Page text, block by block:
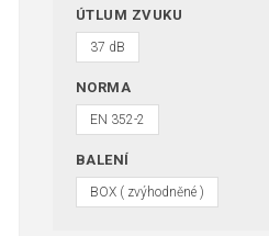
ÚTLUM ZVUKU
37 dB
NORMA
EN 352-2
BALENÍ
BOX ( zvýhodněné )